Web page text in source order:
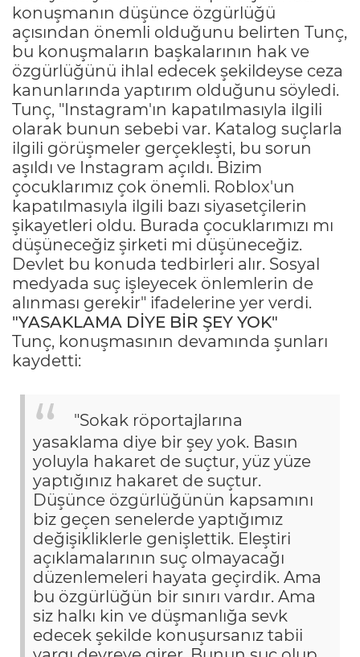
konuşmanın düşünce özgürlüğü
açısından önemli olduğunu belirten Tunç,
bu konuşmaların başkalarının hak ve
özgürlüğünü ihlal edecek şekildeyse ceza
kanunlarında yaptırım olduğunu söyledi.
Tunç, "Instagram'ın kapatılmasıyla ilgili
olarak bunun sebebi var. Katalog suçlarla
ilgili görüşmeler gerçekleşti, bu sorun
aşıldı ve Instagram açıldı. Bizim
çocuklarımız çok önemli. Roblox'un
kapatılmasıyla ilgili bazı siyasetçilerin
şikayetleri oldu. Burada çocuklarımızı mı
düşüneceğiz şirketi mi düşüneceğiz.
Devlet bu konuda tedbirleri alır. Sosyal
medyada suç işleyecek önlemlerin de
alınması gerekir" ifadelerine yer verdi.
"YASAKLAMA DİYE BİR ŞEY YOK"
Tunç, konuşmasının devamında şunları
kaydetti:
"Sokak röportajlarına
yasaklama diye bir şey yok. Basın
yoluyla hakaret de suçtur, yüz yüze
yaptığınız hakaret de suçtur.
Düşünce özgürlüğünün kapsamını
biz geçen senelerde yaptığımız
değişikliklerle genişlettik. Eleştiri
açıklamalarının suç olmayacağı
düzenlemeleri hayata geçirdik. Ama
bu özgürlüğün bir sınırı vardır. Ama
siz halkı kin ve düşmanlığa sevk
edecek şekilde konuşursanız tabii